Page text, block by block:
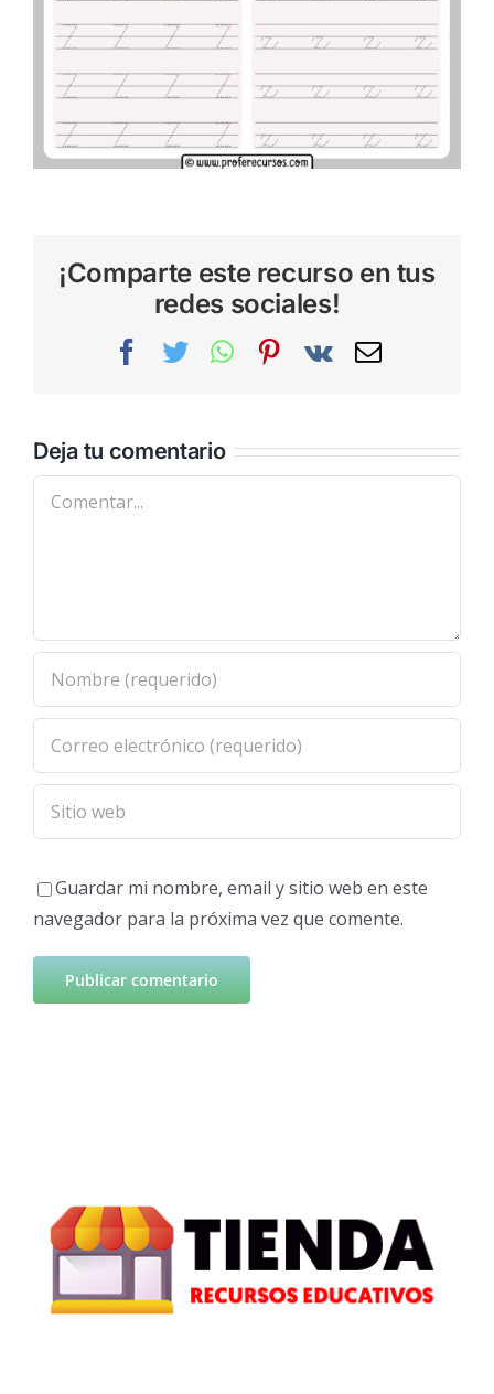
¡Comparte este recurso en tus
redes sociales!
Facebook
TwitterWhatsAppPinterest
Vk
Correo
Deja tu comentario
Comentar
Guardar mi nombre, email y sitio web en este
navegador para la próxima vez que comente.